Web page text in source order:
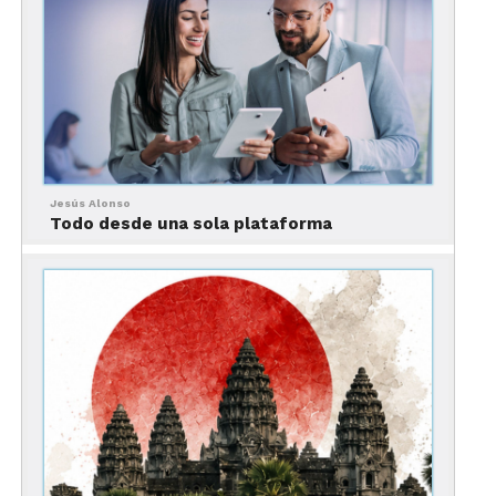
Stratford — parte de la producción se rodó en
lugares como Weobley, en Herefordshire, elegido
por su arquitectura isabelina auténtica — el efecto
Hamnetcomo fenómeno cultural ha generado
un “boom” turístico en toda la región asociada con
Shakespeare.
El incremento de turistas interesados en esta
conexión entre cine e historia no solo beneficia a
efectos colaterales en el sector local de turismo:
operadores turísticos, guías, hoteles y comercios
han visto una mayor demanda de experiencias
culturales, tours temáticos y visitas guiadas
centradas en la vida del dramaturgo.
Este fenómeno se enmarca dentro de una
tendencia más amplia en la que producciones
Jesús Alonso
Todo desde una sola plataforma